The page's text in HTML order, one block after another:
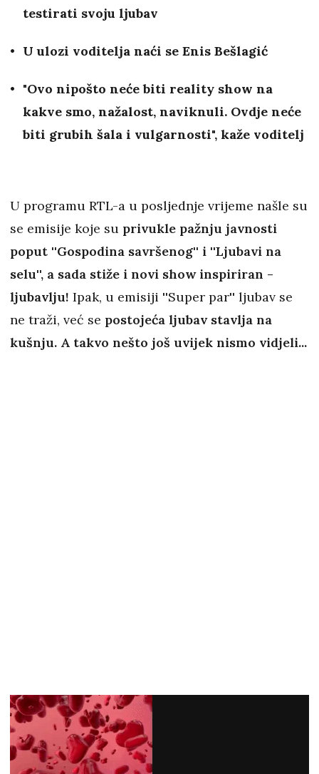
testirati svoju ljubav
U ulozi voditelja naći se Enis Bešlagić
"Ovo nipošto neće biti reality show na
kakve smo, nažalost, naviknuli. Ovdje neće
biti grubih šala i vulgarnosti", kaže voditelj
U programu RTL-a u posljednje vrijeme našle su
se emisije koje su privukle pažnju javnosti
poput ''Gospodina savršenog'' i ''Ljubavi na
selu'', a sada stiže i novi show inspiriran -
ljubavlju! Ipak, u emisiji ''Super par'' ljubav se
ne traži, već se postojeća ljubav stavlja na
kušnju. A takvo nešto još uvijek nismo vidjeli...